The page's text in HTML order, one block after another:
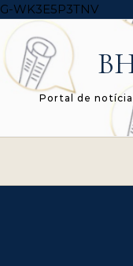
G-WK3E5P3TNVSkip
Portal de